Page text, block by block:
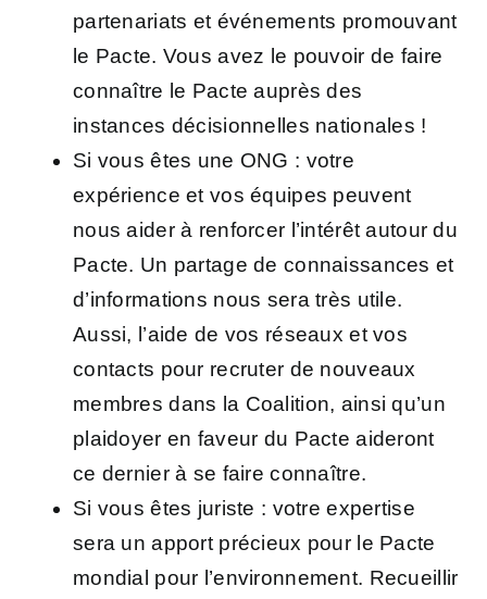
partenariats et événements promouvant
le Pacte. Vous avez le pouvoir de faire
connaître le Pacteauprès des
instances décisionnelles nationales !
Si vous êtes une ONG : votre
expérience et vos équipes peuvent
nous aider à renforcer l’intérêt autour du
Pacte. Un partage de connaissances et
d’informations nous sera très utile.
Aussi, l’aide de vos réseauxet vos
contacts pour recruter de nouveaux
membres dans la Coalition, ainsi qu’un
plaidoyer en faveur du Pacte aideront
ce dernier à se faire connaître.
Si vous êtes juriste : votre expertise
sera un apport précieux pour le Pacte
mondial pour l’environnement. Recueillir